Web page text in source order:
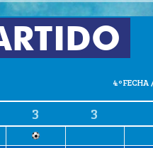
4º FECHA
3 3